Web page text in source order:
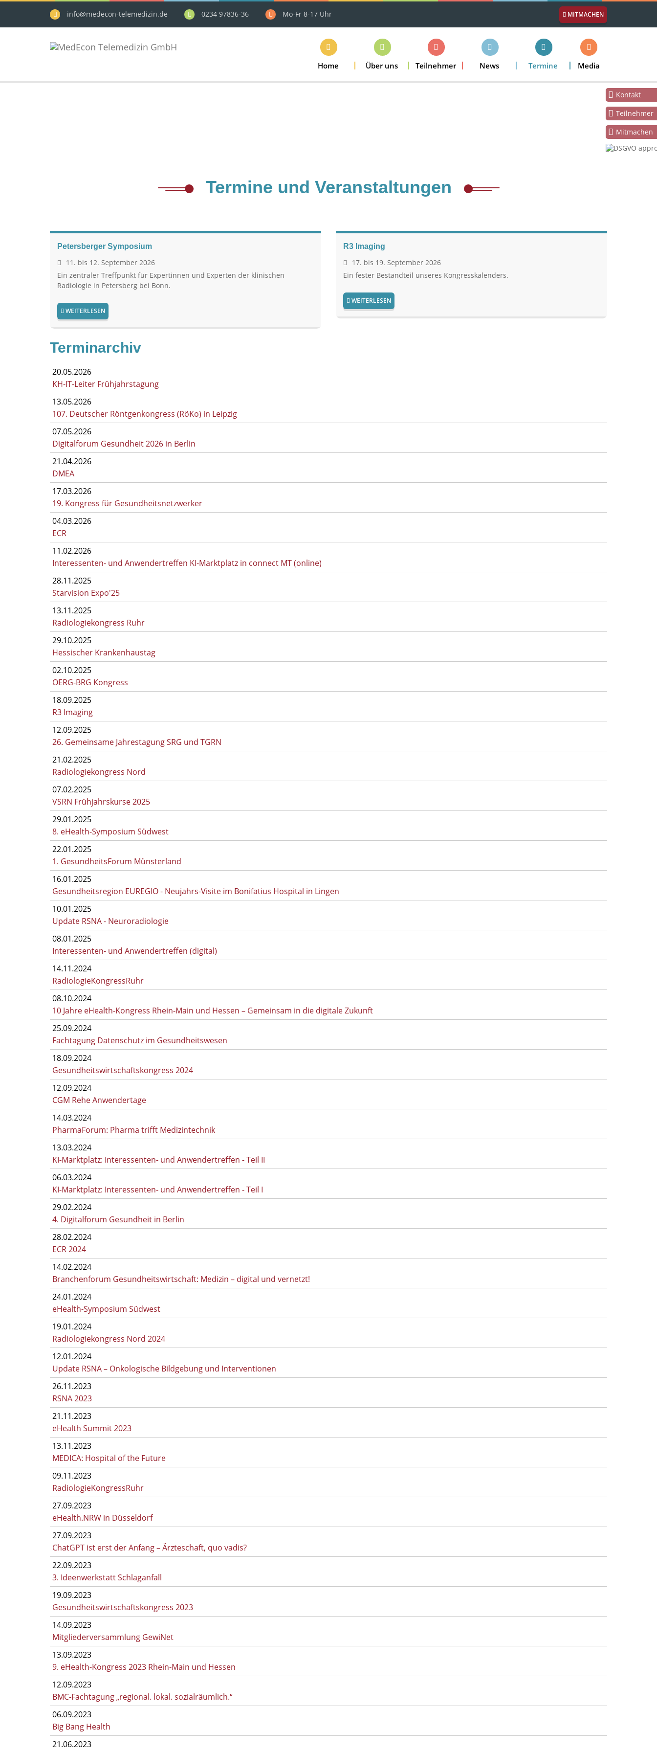
info@medecon-telemedizin.de 0234 97836-36 Mo-Fr 8-17 Uhr MITMACHEN
Home Über uns Teilnehmer News Termine Media
Termine und Veranstaltungen
Petersberger Symposium
11. bis 12. September 2026
Ein zentraler Treffpunkt für Expertinnen und Experten der klinischen
Radiologie in Petersberg bei Bonn.
WEITERLESEN
R3 Imaging
17. bis 19. September 2026
Ein fester Bestandteil unseres Kongresskalenders.
WEITERLESEN
Terminarchiv
20.05.2026
KH-IT-Leiter Frühjahrstagung
13.05.2026
107. Deutscher Röntgenkongress (RöKo) in Leipzig
07.05.2026
Digitalforum Gesundheit 2026 in Berlin
21.04.2026
DMEA
17.03.2026
19. Kongress für Gesundheitsnetzwerker
04.03.2026
ECR
11.02.2026
Interessenten- und Anwendertreffen KI-Marktplatz in connect MT (online)
28.11.2025
Starvision Expo'25
13.11.2025
Radiologiekongress Ruhr
29.10.2025
Hessischer Krankenhaustag
02.10.2025
OERG-BRG Kongress
18.09.2025
R3 Imaging
12.09.2025
26. Gemeinsame Jahrestagung SRG und TGRN
21.02.2025
Radiologiekongress Nord
07.02.2025
VSRN Frühjahrskurse 2025
29.01.2025
8. eHealth-Symposium Südwest
22.01.2025
1. GesundheitsForum Münsterland
16.01.2025
Gesundheitsregion EUREGIO - Neujahrs-Visite im Bonifatius Hospital in Lingen
10.01.2025
Update RSNA - Neuroradiologie
08.01.2025
Interessenten- und Anwendertreffen (digital)
14.11.2024
RadiologieKongressRuhr
08.10.2024
10 Jahre eHealth-Kongress Rhein-Main und Hessen – Gemeinsam in die digitale Zukunft
25.09.2024
Fachtagung Datenschutz im Gesundheitswesen
18.09.2024
Gesundheitswirtschaftskongress 2024
12.09.2024
CGM Rehe Anwendertage
14.03.2024
PharmaForum: Pharma trifft Medizintechnik
13.03.2024
KI-Marktplatz: Interessenten- und Anwendertreffen - Teil II
06.03.2024
KI-Marktplatz: Interessenten- und Anwendertreffen - Teil I
29.02.2024
4. Digitalforum Gesundheit in Berlin
28.02.2024
ECR 2024
14.02.2024
Branchenforum Gesundheitswirtschaft: Medizin – digital und vernetzt!
24.01.2024
eHealth-Symposium Südwest
19.01.2024
Radiologiekongress Nord 2024
12.01.2024
Update RSNA – Onkologische Bildgebung und Interventionen
26.11.2023
RSNA 2023
21.11.2023
eHealth Summit 2023
13.11.2023
MEDICA: Hospital of the Future
09.11.2023
RadiologieKongressRuhr
27.09.2023
eHealth.NRW in Düsseldorf
27.09.2023
ChatGPT ist erst der Anfang – Ärzteschaft, quo vadis?
22.09.2023
3. Ideenwerkstatt Schlaganfall
19.09.2023
Gesundheitswirtschaftskongress 2023
14.09.2023
Mitgliederversammlung GewiNet
13.09.2023
9. eHealth-Kongress 2023 Rhein-Main und Hessen
12.09.2023
BMC-Fachtagung „regional. lokal. sozialräumlich.“
06.09.2023
Big Bang Health
21.06.2023
Kontakt
Teilnehmer
Mitmachen